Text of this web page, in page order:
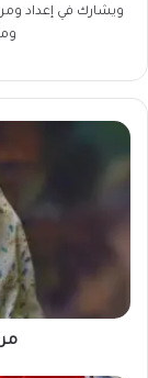
ويشارك في إعداد
مريم
الصادق